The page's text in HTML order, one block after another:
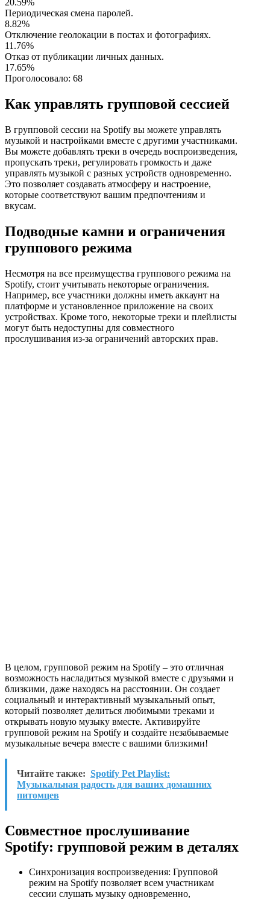
20.59%
Периодическая смена паролей.
8.82%
Отключение геолокации в постах и фотографиях.
11.76%
Отказ от публикации личных данных.
17.65%
Проголосовало: 68
Как управлять групповой сессией
В групповой сессии на Spotify вы можете управлять
музыкой и настройками вместе с другими участниками.
Вы можете добавлять треки в очередь воспроизведения,
пропускать треки, регулировать громкость и даже
управлять музыкой с разных устройств одновременно.
Это позволяет создавать атмосферу и настроение,
которые соответствуют вашим предпочтениям и
вкусам.
Подводные камни и ограничения
группового режима
Несмотря на все преимущества группового режима на
Spotify, стоит учитывать некоторые ограничения.
Например, все участники должны иметь аккаунт на
платформе и установленное приложение на своих
устройствах. Кроме того, некоторые треки и плейлисты
могут быть недоступны для совместного
прослушивания из-за ограничений авторских прав.
В целом, групповой режим на Spotify – это отличная
возможность насладиться музыкой вместе с друзьями и
близкими, даже находясь на расстоянии. Он создает
социальный и интерактивный музыкальный опыт,
который позволяет делиться любимыми треками и
открывать новую музыку вместе. Активируйте
групповой режим на Spotify и создайте незабываемые
музыкальные вечера вместе с вашими близкими!
Читайте также: Spotify Pet Playlist:
Музыкальная радость для ваших домашних
питомцев
Совместное прослушивание
Spotify: групповой режим в деталях
Синхронизация воспроизведения: Групповой
режим на Spotify позволяет всем участникам
сессии слушать музыку одновременно,